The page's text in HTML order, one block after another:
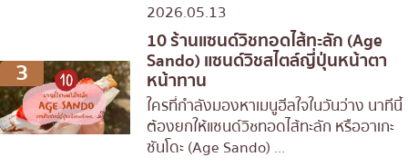
3
2026.05.13
10 ร้านแซนด์วิชทอดไส้ทะลัก (Age
Sando) แซนด์วิชสไตล์ญี่ปุ่นหน้าตา
หน้าทาน
ใครที่กำลังมองหาเมนูฮีลใจในวันว่าง นาทีนี้
ต้องยกให้แซนด์วิชทอดไส้ทะลัก หรืออาเกะ
ซันโดะ (Age Sando) ...